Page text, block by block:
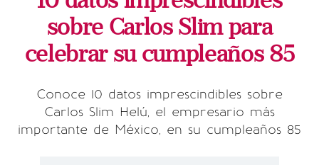
sobre Carlos Slim para
celebrar su cumpleaños 85
Conoce 10 datos imprescindibles sobre
Carlos Slim Helú, el empresario más
importante de México, en su cumpleaños 85